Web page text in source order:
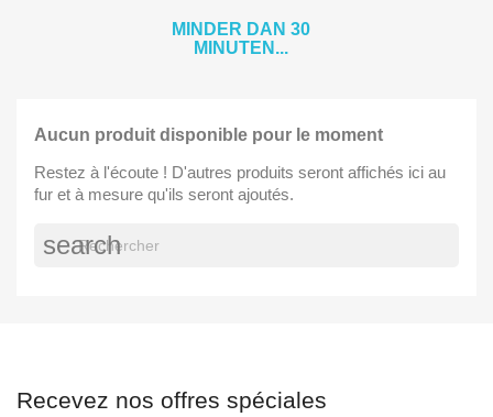
MINDER DAN 30
MINUTEN...
Aucun produit disponible pour le moment
Restez à l'écoute ! D'autres produits seront affichés ici au
fur et à mesure qu'ils seront ajoutés.
search
Recevez nos offres spéciales